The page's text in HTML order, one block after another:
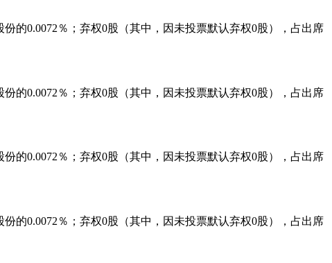
份的0.0072 ％；弃权0股（其中，因未投票默认弃权0股），占出席
份的0.0072 ％；弃权0股（其中，因未投票默认弃权0股），占出席
份的0.0072％；弃权0股（其中，因未投票默认弃权0股），占出席
份的0.0072 ％；弃权0股（其中，因未投票默认弃权0股），占出席